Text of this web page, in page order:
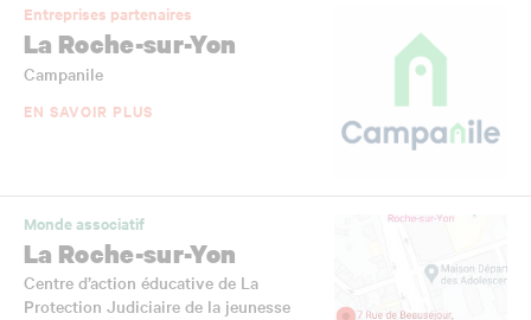
Entreprises partenaires
La Roche-sur-Yon
Campanile
EN SAVOIR PLUS
Monde associatif
La Roche-sur-Yon
Centre d’action éducative de La
Protection Judiciaire de la jeunesse